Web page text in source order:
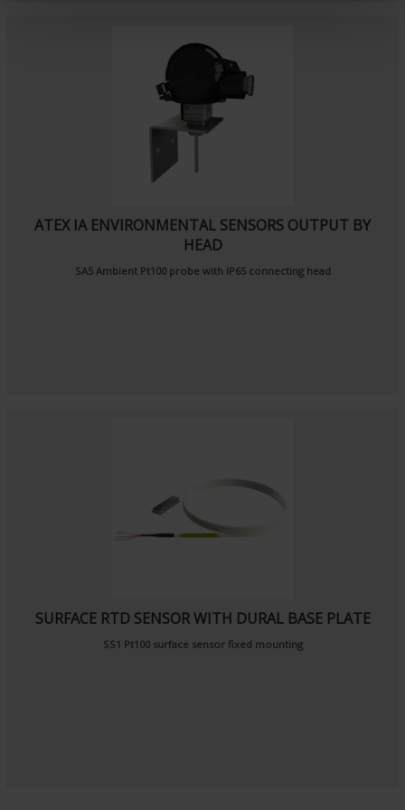
ATEX IA ENVIRONMENTAL SENSORS OUTPUT BY
HEAD
SA5 Ambient Pt100 probe with IP65 connecting head
SURFACE RTD SENSOR WITH DURAL BASE PLATE
SS1 Pt100 surface sensor fixed mounting